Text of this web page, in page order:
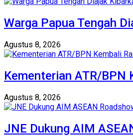
Warga Papua Tengah
Agustus 8, 2026
Kementerian ATR/BPN
Agustus 8, 2026
JNE Dukung AIM